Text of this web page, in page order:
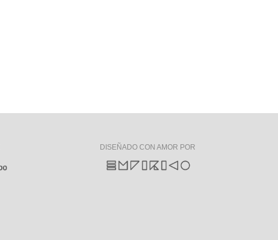
DISEÑADO CON AMOR POR